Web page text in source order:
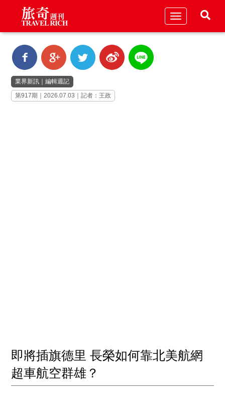
Toggle
業界新訊 ｜編輯週記
第917期｜2026.07.03｜記者：王政
即將插旗德里 長榮如何靠北美航網
超車航空群雄？